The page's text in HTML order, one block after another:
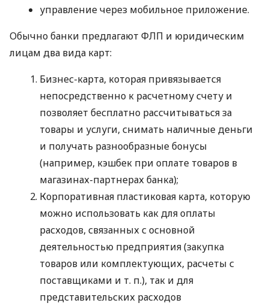
управление через мобильное приложение.
Обычно банки предлагают ФЛП и юридическим
лицам два вида карт:
Бизнес-карта, которая привязывается
непосредственно к расчетному счету и
позволяет бесплатно рассчитываться за
товары и услуги, снимать наличные деньги
и получать разнообразные бонусы
(например, кэшбек при оплате товаров в
магазинах-партнерах банка);
Корпоративная пластиковая карта, которую
можно использовать как для оплаты
расходов, связанных с основной
деятельностью предприятия (закупка
товаров или комплектующих, расчеты с
поставщиками и т. п.), так и для
представительских расходов